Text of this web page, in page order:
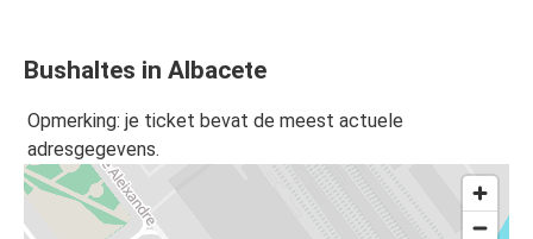
Bushaltes in Albacete
Opmerking: je ticket bevat de meest actuele
adresgegevens.